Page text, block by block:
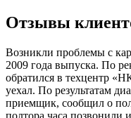
Отзывы
Возникли проблемы с
2009 года выпуска. По
обратился в техцентр
уехал. По результатам
приемщик, сообщил о